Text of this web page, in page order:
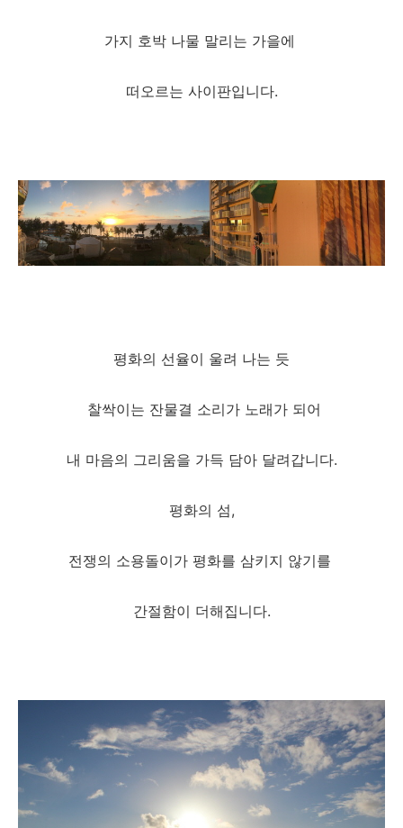
가지 호박 나물 말리는 가을에
떠오르는 사이판입니다.
평화의 선율이 울려 나는 듯
찰싹이는 잔물결 소리가 노래가 되어
내 마음의 그리움을 가득 담아 달려갑니다.
평화의 섬,
전쟁의 소용돌이가 평화를 삼키지 않기를
간절함이 더해집니다.